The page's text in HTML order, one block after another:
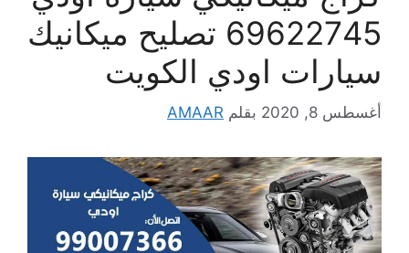
69622745 تصليح ميكانيك
سيارات اودي الكويت
أغسطس 8, 2020 بقلم AMAAR